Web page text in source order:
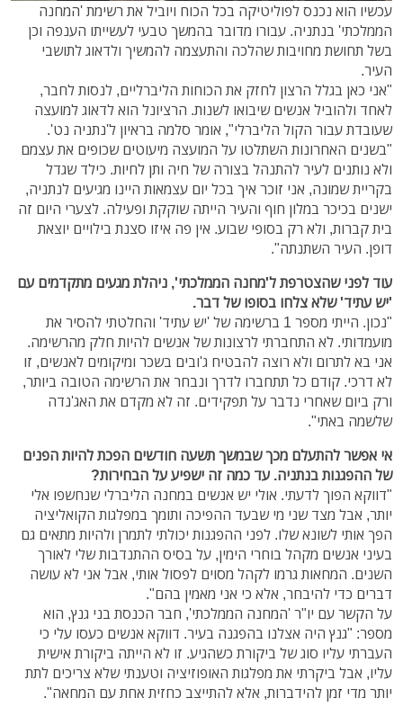
עכשיו הוא נכנס לפוליטיקה בכל הכוח ויוביל את רשימת 'המחנה
הממלכתי' בנתניה. עבורו מדובר בהמשך טבעי לעשייתו הענפה וכן
בשל תחושת מחויבות שהלכה והתעצמה להמשיך ולדאוג לתושבי
העיר.
"אני כאן בגלל הרצון לחזק את הכוחות הליברליים, לנסות לחבר,
לאחד ולהוביל אנשים שיבואו לשנות. הרציונל הוא לדאוג למועצה
שעובדת עבור הקול הליברלי", אומר סלמה בראיון ל'נתניה נט'.
"בשנים האחרונות השתלטו על המועצה מיעוטים שכופים את עצמם
ולא נותנים לעיר להתנהל בצורה של חיה ותן לחיות. כילד שגדל
בקריית שמונה, אני זוכר איך בכל יום עצמאות היינו מגיעים לנתניה,
ישנים בכיכר במלון חוף והעיר הייתה שוקקת ופעילה. לצערי היום זה
בית קברות, ולא רק בסופי שבוע. אין פה איזו סצנת בילויים יוצאת
דופן. העיר השתנתה".
עוד לפני שהצטרפת ל'מחנה הממלכתי', ניהלת מגעים מתקדמים עם
'יש עתיד' שלא צלחו בסופו של דבר.
"נכון. הייתי מספר 1 ברשימה של 'יש עתיד' והחלטתי להסיר את
מועמדותי. לא התחברתי לרצונות של אנשים להיות חלק מהרשימה.
אני בא לתרום ולא רוצה להבטיח ג'ובים בשכר ומיקומים לאנשים, זו
לא דרכי. קודם כל תתחברו לדרך ונבחר את הרשימה הטובה ביותר,
ורק ביום שאחרי נדבר על תפקידים. זה לא מקדם את האג'נדה
שלשמה באתי".
אי אפשר להתעלם מכך שבמשך תשעה חודשים הפכת להיות הפנים
של ההפגנות בנתניה. עד כמה זה ישפיע על הבחירות?
"דווקא הפוך לדעתי. אולי יש אנשים במחנה הליברלי שנחשפו אלי
יותר, אבל מצד שני מי שבעד ההפיכה ותומך במפלגות הקואליציה
הפך אותי לשונא שלו. לפני ההפגנות יכולתי לתמרן ולהיות מתאים גם
בעיני אנשים מקהל בוחרי הימין, על בסיס ההתנדבות שלי לאורך
השנים. המחאות גרמו לקהל מסוים לפסול אותי, אבל אני לא עושה
דברים כדי להיבחר, אלא כי אני מאמין בהם".
על הקשר עם יו"ר 'המחנה הממלכתי', חבר הכנסת בני גנץ, הוא
מספר: "גנץ היה אצלנו בהפגנה בעיר. דווקא אנשים כעסו עלי כי
העברתי עליו סוג של ביקורת כשהגיע. זו לא הייתה ביקורת אישית
עליו, אבל ביקרתי את מפלגות האופוזיציה וטענתי שלא צריכים לתת
יותר מדי זמן להידברות, אלא להתייצב כחזית אחת עם המחאה".